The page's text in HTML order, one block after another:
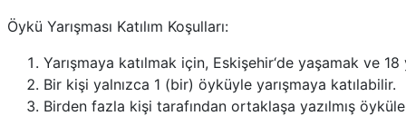
Öykü Yarışması Katılım Koşulları:
Yarışmaya katılmak için, Eskişehir‘de yaşamak ve
Bir kişi yalnızca 1 (bir) öyküyle yarışmaya katılabilir.
Birden fazla kişi tarafından ortaklaşa yazılmış